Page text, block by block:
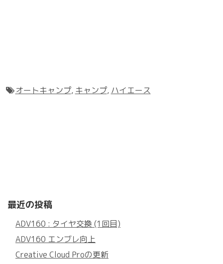
オートキャンプ, キャンプ, ハイエース
最近の投稿
ADV160 : タイヤ交換 (1回目)
ADV160 エンブレ向上
Creative Cloud Proの更新